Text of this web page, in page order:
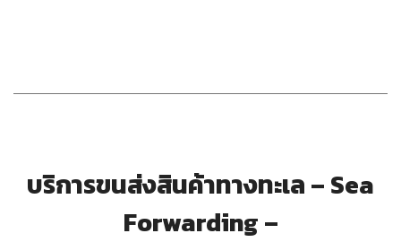
บริการขนส่งสินค้าทางทะเล – Sea
Forwarding –